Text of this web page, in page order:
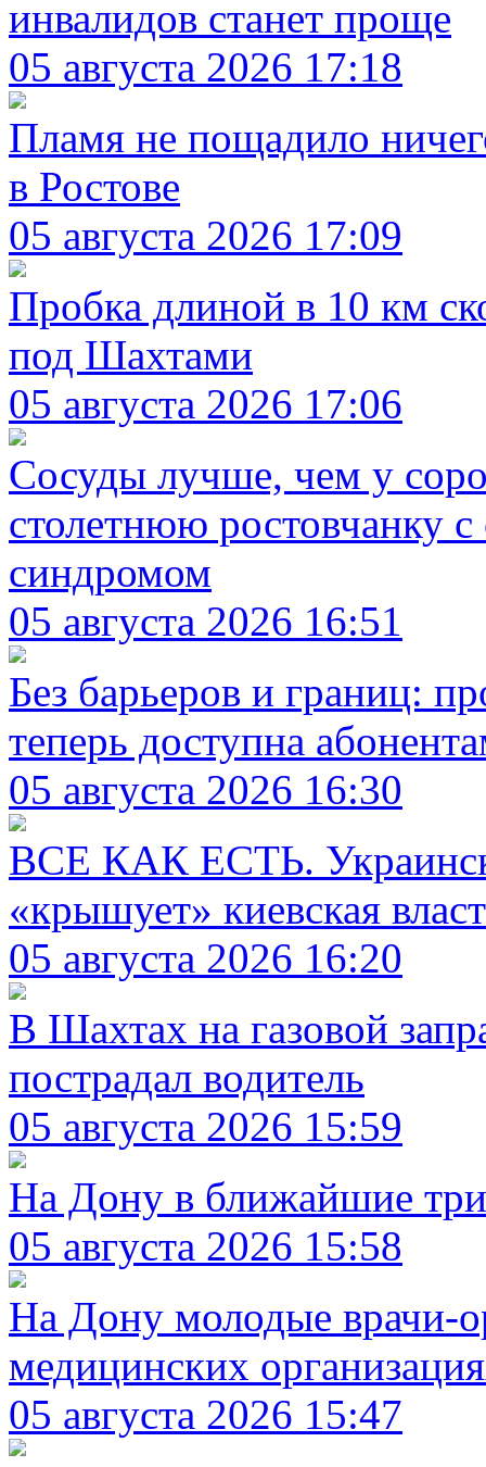
инвалидов станет проще
05 августа 2026 17:18
Пламя не пощадило
в Ростове
05 августа 2026 17:09
Пробка длиной в 10 км
под Шахтами
05 августа 2026 17:06
Сосуды лучше, чем у
столетнюю ростовчанку
синдромом
05 августа 2026 16:51
Без барьеров и границ:
теперь доступна
05 августа 2026 16:30
ВСЕ КАК ЕСТЬ.
«крышует» киевская
05 августа 2026 16:20
В Шахтах на газовой
пострадал водитель
05 августа 2026 15:59
На Дону в ближайшие
05 августа 2026 15:58
На Дону молодые врачи-
медицинских
05 августа 2026 15:47